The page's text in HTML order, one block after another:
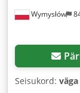
Wymysłów
Seisukord: